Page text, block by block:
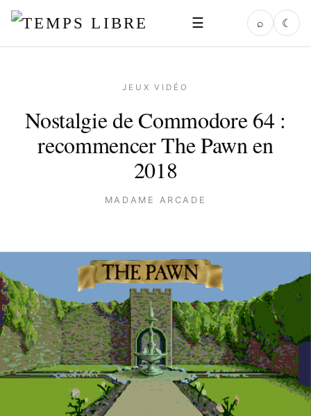
☰ ⌕ ☾
JEUX VIDÉO
Nostalgie de Commodore 64 :
recommencer The Pawn en
2018
MADAME ARCADE